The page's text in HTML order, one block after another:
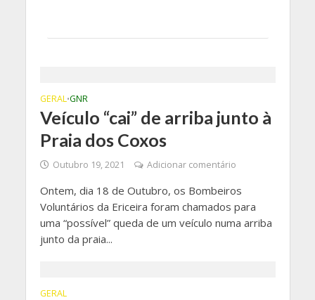
GERAL•GNR
Veículo “cai” de arriba junto à
Praia dos Coxos
Outubro 19, 2021 Adicionar comentário
Ontem, dia 18 de Outubro, os Bombeiros
Voluntários da Ericeira foram chamados para
uma “possível” queda de um veículo numa arriba
junto da praia...
GERAL